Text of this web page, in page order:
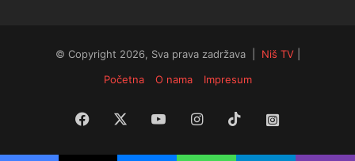
© Copyright 2026, Sva prava zadržava | Niš TV|
Početna
O nama Impresum
Facebook YouTubeInstagram
TikTok